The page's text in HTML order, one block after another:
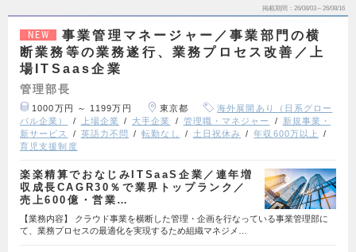
掲載期間 26/08/03～26/08/16
NEW
事業管理マネージャー／事業部門の横
断業務等の業務遂行、業務プロセス改善／上
場ITSaas企業
管理部長
1000万円 ～ 1199万円 東京都
海外展開あり（日系グロー
バル企業）
上場企業 大手企業 管理職・マネジャー
新規事業・
新サービス
英語力不問 転勤なし 土日祝休み
年収600万以上
育児支援制度
楽楽精算でおなじみITSaaS企業／連年増
収成長CAGR30％で業界トップランク／
売上600億・営業…
【業務内容】 クラウド事業を横断した管理・企画を行なっている事業管理部に
て、業務プロセスの最適化を実現するため組織マネジメ…